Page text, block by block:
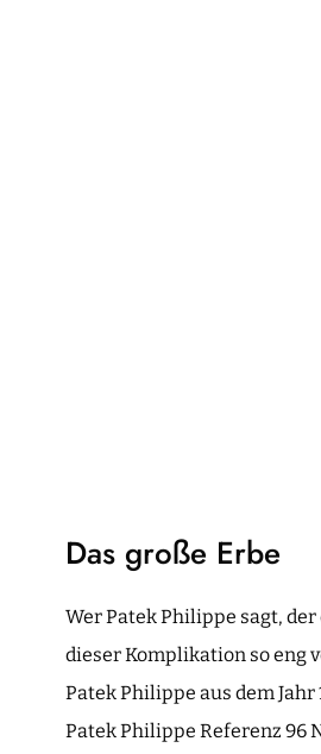
Das große Erbe
Wer Patek Philippe sagt,
dieser Komplikation so eng
Patek Philippe aus dem Jahr
Patek Philippe Referenz 96